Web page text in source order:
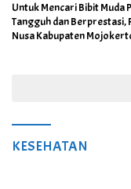
Untuk Mencari Bibit Muda
Tangguh dan Berprestasi,
Nusa Kabupaten
KESEHATAN